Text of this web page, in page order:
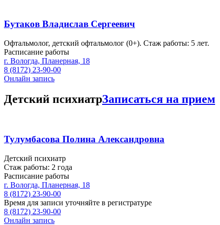
Бутаков Владислав Сергеевич
Офтальмолог, детский офтальмолог (0+). Стаж работы: 5 лет.
Расписание работы
г. Вологда, Планерная, 18
8 (8172) 23-90-00
Онлайн запись
Детский психиатрЗаписаться на прием
Тулумбасова Полина Александровна
Детский психиатр
Стаж работы: 2 года
Расписание работы
г. Вологда, Планерная, 18
8 (8172) 23-90-00
Время для записи уточняйте в регистратуре
8 (8172) 23-90-00
Онлайн запись